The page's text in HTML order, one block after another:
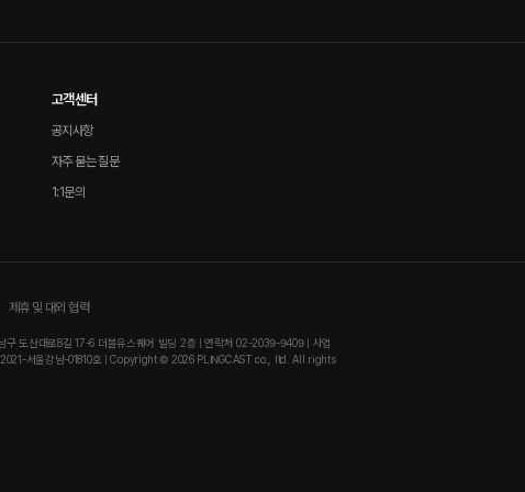
고객센터
공지사항
자주 묻는 질문
1:1문의
제휴 및 대외 협력
구 도산대로8길 17-6 더블유스퀘어 빌딩 2층 | 연락처 02-2039-9409 | 사업
2021-서울강남-01810호 | Copyright © 2026 PLINGCAST co., ltd. All rights